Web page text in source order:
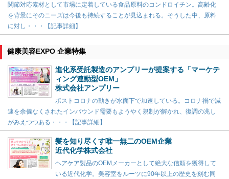
関節対応素材として市場に定着している食品原料のコンドロイチン。高齢化
を背景にそのニーズは今後も持続することが見込まれる。そうした中、原料
に対し・・・【記事詳細】
健康美容EXPO 企業特集
進化系受託製造のアンプリーが提案する「マーケテ
ィング連動型OEM」
株式会社アンプリー
ポストコロナの動きが水面下で加速している。コロナ禍で減
速を余儀なくされたインバウンド需要もようやく規制が解かれ、復調の兆し
がみえつつある・・・【記事詳細】
髪を知り尽くす唯一無二のOEM企業
近代化学株式会社
ヘアケア製品のOEMメーカーとして絶大な信頼を獲得して
いる近代化学。美容室をルーツに90年以上の歴史を刻む同